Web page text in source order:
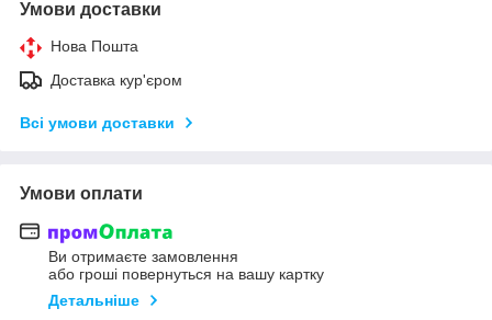
Умови доставки
Нова Пошта
Доставка кур'єром
Всі умови доставки
Умови оплати
Ви отримаєте замовлення
або гроші повернуться на вашу картку
Детальніше